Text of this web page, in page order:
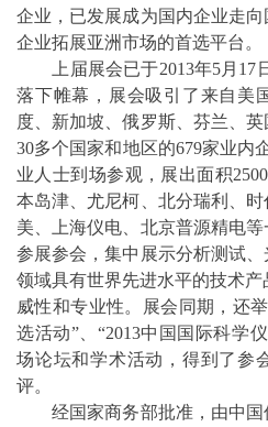
企业，已发展成为国内企业走
企业拓展亚洲市场的首选平台。
上届展会已于2013年5月17
落下帷幕，展会吸引了来自美
度、新加坡、俄罗斯、芬兰、
30多个国家和地区的679家业内
业人士到场参观，展出面积
本岛津、尤尼柯、北分瑞利、时
美、上海仪电、北京普源精电
参展参会，集中展示分析测试
领域具有世界先进水平的技术
威性和专业性。展会同期，还
选活动”、“2013中国国际科学
场论坛和学术活动，得到了参
评。
经国家商务部批准，由中国